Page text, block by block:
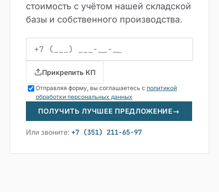
стоимость с учётом нашей складской
базы и собственного производства.
Прикрепить КП
Отправляя форму, вы соглашаетесь с политикой
обработки персональных данных
ПОЛУЧИТЬ ЛУЧШЕЕ ПРЕДЛОЖЕНИЕ→
Или звоните: +7 (351) 211-65-97